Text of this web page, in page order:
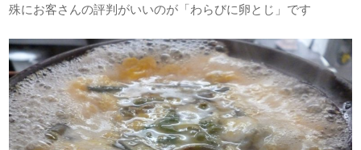
殊にお客さんの評判がいいのが「わらびに卵とじ」です